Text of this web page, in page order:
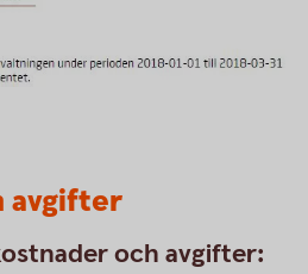
avgifter
och avgifter: